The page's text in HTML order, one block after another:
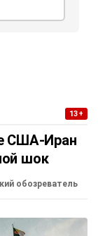
13+
США-Иран
шок
обозреватель